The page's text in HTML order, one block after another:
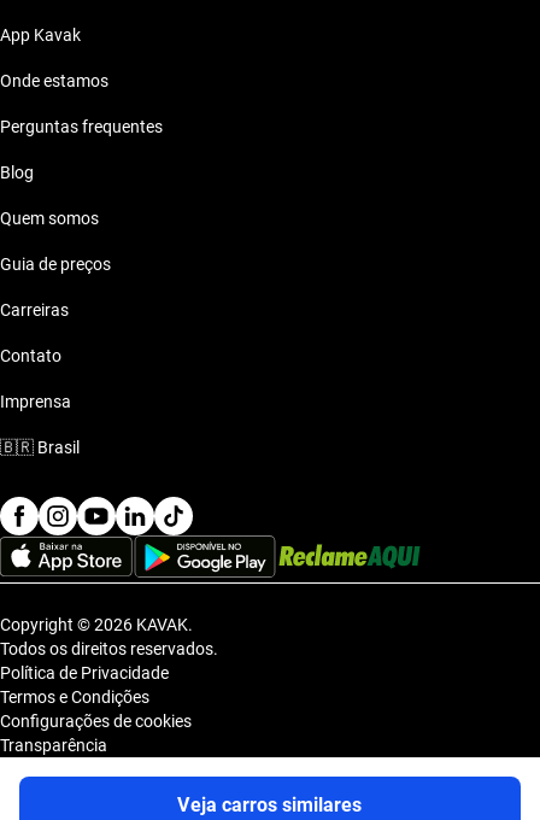
Veja carros similares
App Kavak
Onde estamos
Perguntas frequentes
Blog
Quem somos
Guia de preços
Carreiras
Contato
Imprensa
🇧🇷 Brasil
Copyright © 2026 KAVAK.
Todos os direitos reservados.
Política de Privacidade
Termos e Condições
Configurações de cookies
Transparência
KAVAK TECNOLOGIA E COMERCIO DE VEICULOS LTDA., inscrita no